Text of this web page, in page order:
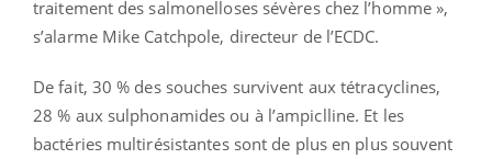
traitement des salmonelloses sévères chez l’homme »,
s’alarme Mike Catchpole, directeur de l’ECDC.
De fait, 30 % des souches survivent aux tétracyclines,
28 % aux sulphonamides ou à l’ampiclline. Et les
bactéries multirésistantes sont de plus en plus souvent